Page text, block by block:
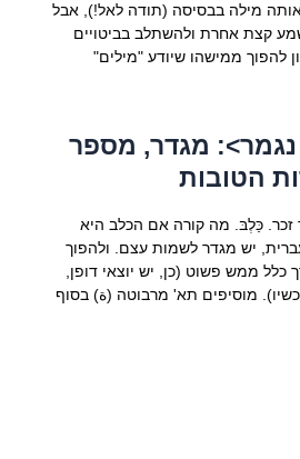
מילה בבסיסה (תודה לאל!), אבל
קצת אחרת ולהשתלב בביטויים
להפוך ממישהו שיודע "מילים"
נגמר>: מגדר, מספר
הטובות
זכר. כַּלְבּ. מה קורה אם הכלב היא
יש מגדר לשמות עצם. ולהפוך
ממש פשוט (כן, יש יוצאי דופן,
מוסיפים תא' מרבוטה (ة) בסוף